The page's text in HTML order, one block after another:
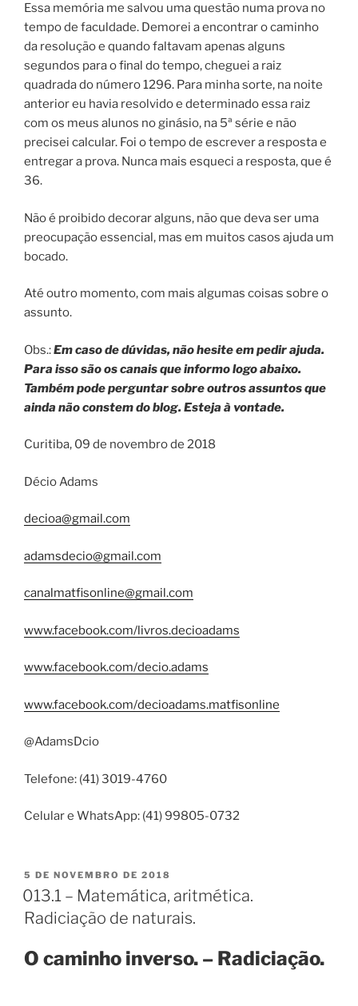
Essa memória me salvou uma questão numa prova no
tempo de faculdade. Demorei a encontrar o caminho
da resolução e quando faltavam apenas alguns
segundos para o final do tempo, cheguei a raiz
quadrada do número 1296. Para minha sorte, na noite
anterior eu havia resolvido e determinado essa raiz
com os meus alunos no ginásio, na 5ª série e não
precisei calcular. Foi o tempo de escrever a resposta e
entregar a prova. Nunca mais esqueci a resposta, que é
36.
Não é proibido decorar alguns, não que deva ser uma
preocupação essencial, mas em muitos casos ajuda um
bocado.
Até outro momento, com mais algumas coisas sobre o
assunto.
Obs.:Em caso de dúvidas, não hesite em pedir ajuda.
Para isso são os canais que informo logo abaixo.
Também pode perguntar sobre outros assuntos que
ainda não constem do blog. Esteja à vontade.
Curitiba, 09 de novembro de 2018
Décio Adams
decioa@gmail.com
adamsdecio@gmail.com
canalmatfisonline@gmail.com
www.facebook.com/livros.decioadams
www.facebook.com/decio.adams
www.facebook.com/decioadams.matfisonline
@AdamsDcio
Telefone: (41) 3019-4760
Celular e WhatsApp: (41) 99805-0732
PUBLICADO
EM
5 DE NOVEMBRO DE 2018
013.1 – Matemática, aritmética.
Radiciação de naturais.
O caminho inverso. – Radiciação.